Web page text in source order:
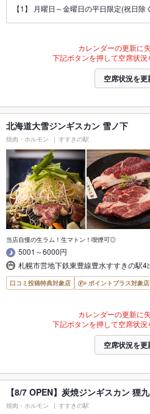
【1】 月曜日～金曜日の平日限定(祝日除
カレンダーの更新に
下記ボタンを押して空席状況
空席状況を更
北海道大雪ジンギスカン 雪ノ下
焼肉・ホルモン すすきの駅
当店自慢の生ラム！生マトン！喫煙可◎
5001～6000円
札幌市営地下鉄東豊線豊水すすきの駅
口コミ投稿特典対象店 ポイントプラス対象店
カレンダーの更新に
下記ボタンを押して空席状況
空席状況を更
【8/7 OPEN】炭焼ジンギスカン 狸
焼肉・ホルモン すすきの駅